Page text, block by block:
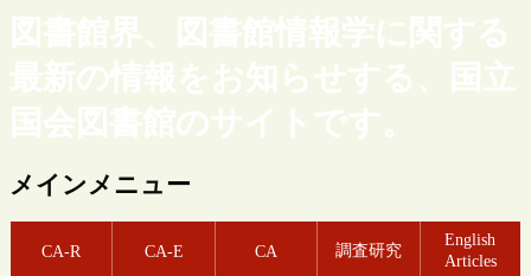
図書館界、図書館情報学に関する
最新の情報をお知らせする、国立
国会図書館のサイトです。
メインメニュー
CA-R CA-E CA 調査研究
English
Articles